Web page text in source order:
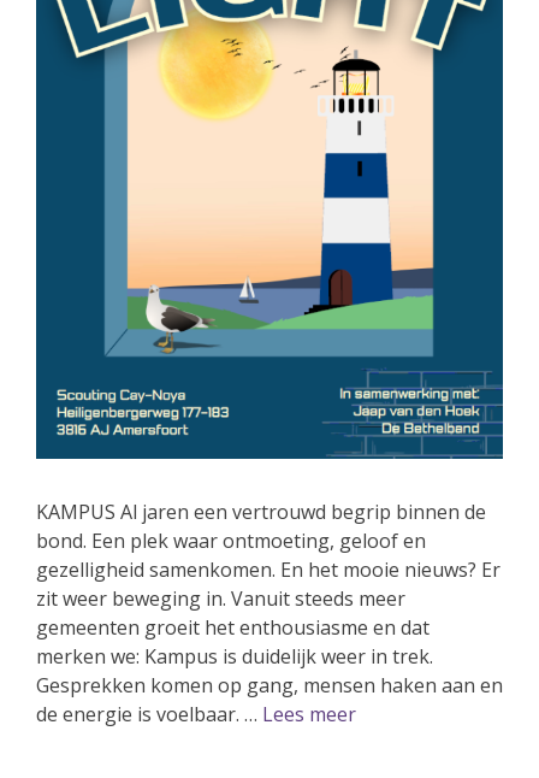
KAMPUS Al jaren een vertrouwd begrip binnen de
bond. Een plek waar ontmoeting, geloof en
gezelligheid samenkomen. En het mooie nieuws? Er
zit weer beweging in. Vanuit steeds meer
gemeenten groeit het enthousiasme en dat
merken we: Kampus is duidelijk weer in trek.
Gesprekken komen op gang, mensen haken aan en
de energie is voelbaar. … Lees meer